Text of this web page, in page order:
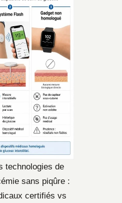
technologies de
sans piqûre :
certifiés vs